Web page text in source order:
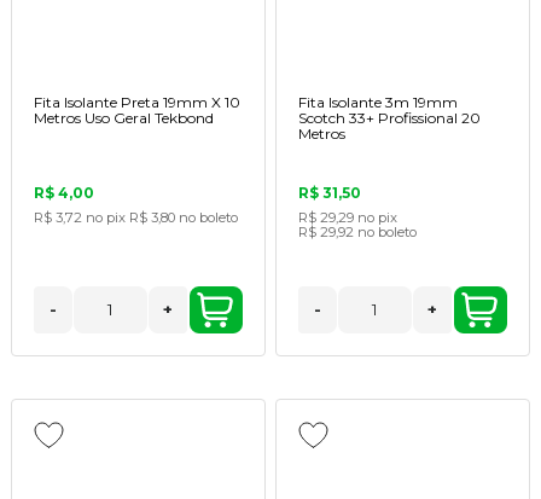
Fita Isolante Preta 19mm X 10
Metros Uso Geral Tekbond
R$ 4,00
R$ 3,72 no pix R$ 3,80 no boleto
- +
Fita Isolante 3m 19mm
Scotch 33+ Profissional 20
Metros
R$ 31,50
R$ 29,29 no pix
R$ 29,92 no boleto
- +